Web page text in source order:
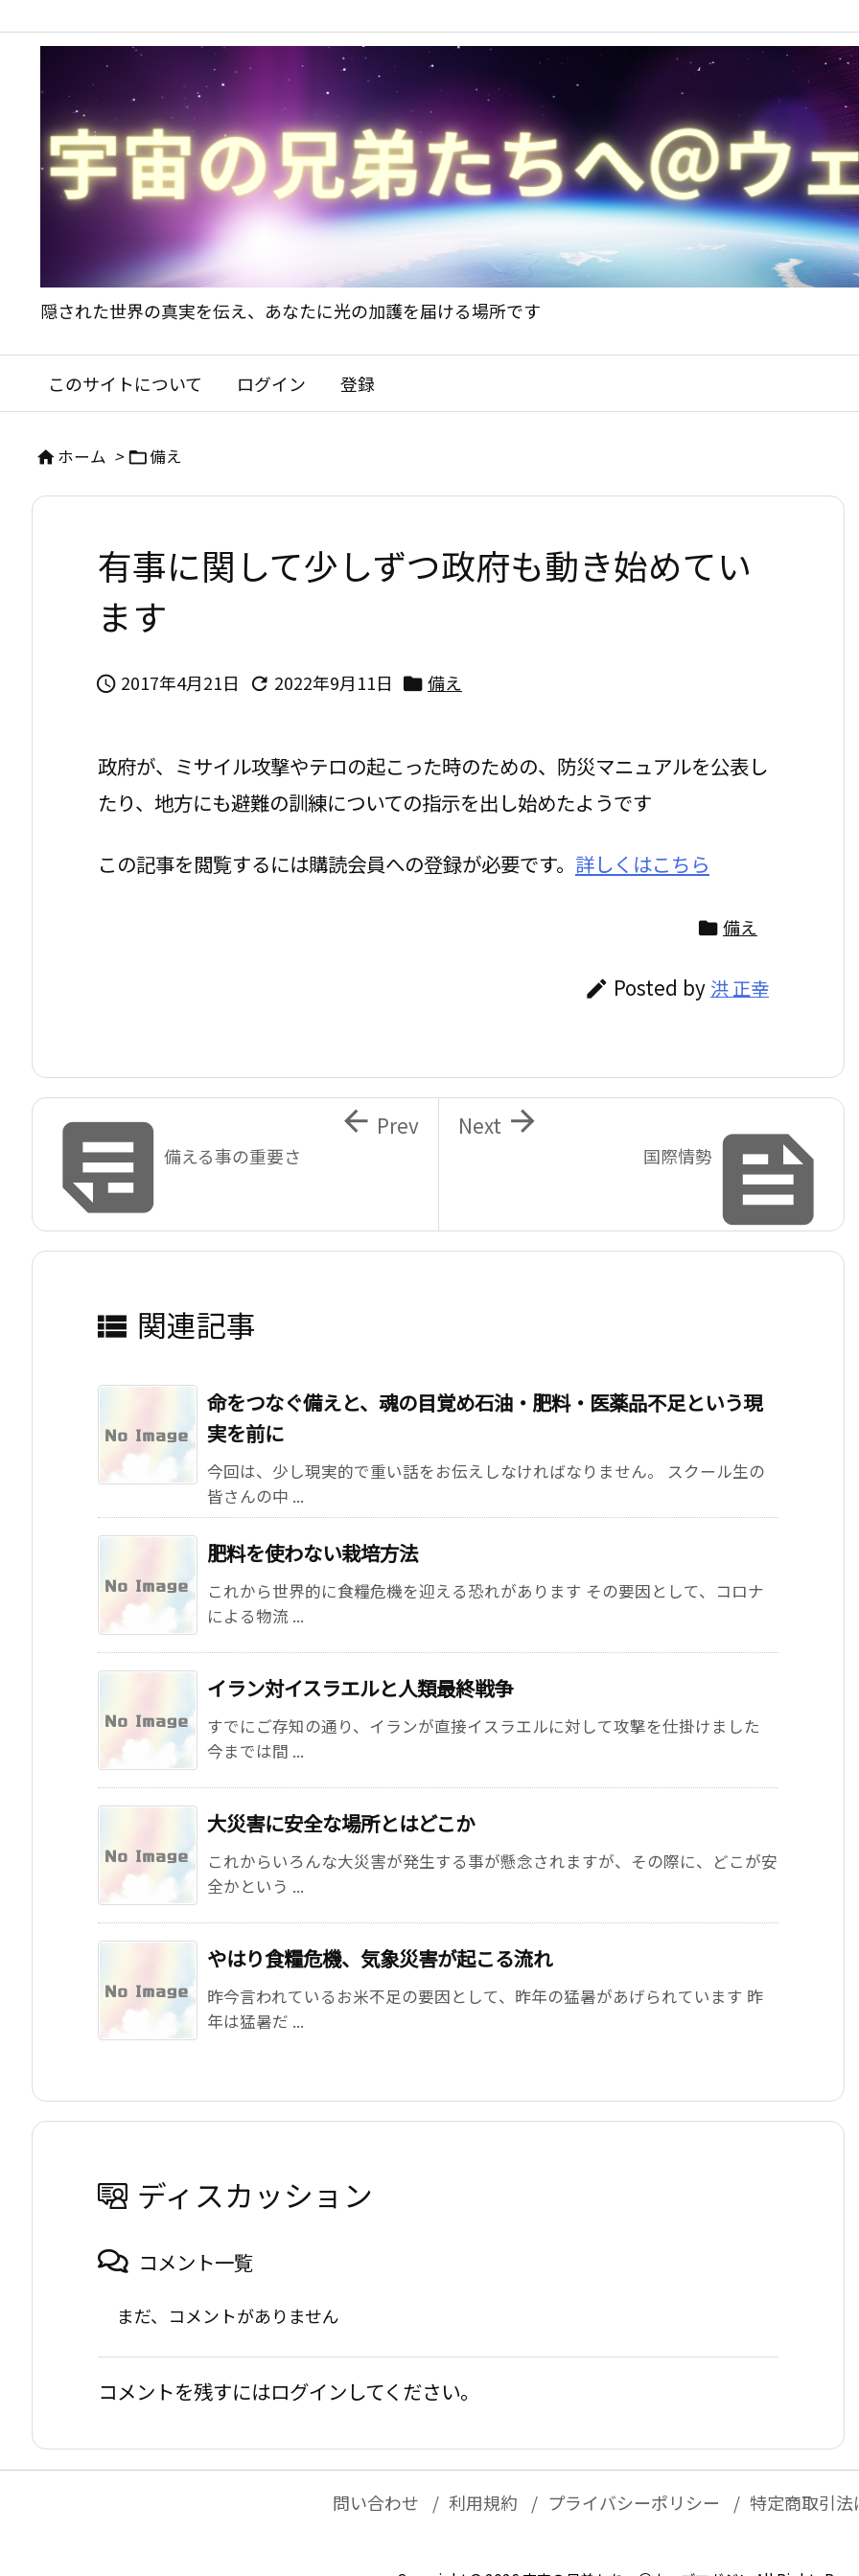
隠された世界の真実を伝え、あなたに光の加護を届ける場所です
このサイトについて ログイン 登録
ホーム > 備え
有事に関して少しずつ政府も動き始めてい
ます
 2017年4月21日  2022年9月11日  備え
政府が、ミサイル攻撃やテロの起こった時のための、防災マニュアルを公表し
たり、地方にも避難の訓練についての指示を出し始めたようです
この記事を閲覧するには購読会員への登録が必要です。 詳しくはこちら
 備え
 Posted by 洪 正幸

国際情勢

Next
備える事の重要さ
 Prev
 関連記事
命をつなぐ備えと、魂の目覚め――石油・肥料・医薬品不足という現
実を前に
今回は、少し現実的で重い話をお伝えしなければなりません。 スクール生の
皆さんの中 ...
肥料を使わない栽培方法
これから世界的に食糧危機を迎える恐れがあります その要因として、コロナ
による物流 ...
イラン対イスラエルと人類最終戦争
すでにご存知の通り、イランが直接イスラエルに対して攻撃を仕掛けました
今までは間 ...
大災害に安全な場所とはどこか
これからいろんな大災害が発生する事が懸念されますが、その際に、どこが安
全かという ...
やはり食糧危機、気象災害が起こる流れ
昨今言われているお米不足の要因として、昨年の猛暑があげられています 昨
年は猛暑だ ...
ディスカッション
コメント一覧
まだ、コメントがありません
コメントを残すにはログインしてください。
問い合わせ 利用規約 プライバシーポリシー 特定商取引